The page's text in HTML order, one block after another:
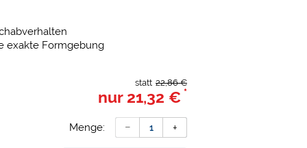
exakte Formgebung
22,86 €
statt
nur 21,32 € *
Menge: